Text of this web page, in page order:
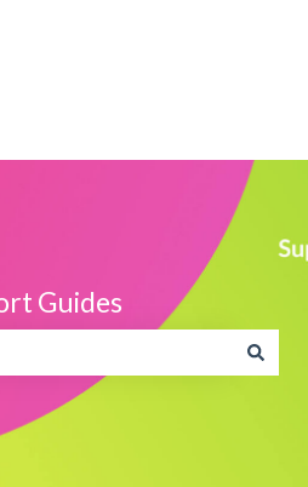
oversættelser
Guides
søgefeltet er tomt.